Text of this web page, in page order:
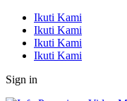
Ikuti Kami
Ikuti Kami
Ikuti Kami
Ikuti Kami
Sign in